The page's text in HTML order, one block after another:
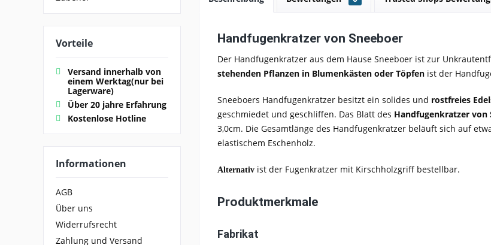
Vorteile
Versand innerhalb von
einem Werktag(nur bei
Lagerware)
Über 20 jahre Erfahrung
Kostenlose Hotline
Informationen
AGB
Über uns
Widerrufsrecht
Zahlung und Versand
Handfugenkratzer von Sneeboer
Der Handfugenkratzer aus dem Hause Sneeboer ist zur
stehenden Pflanzen in Blumenkästen oder Töpfen ist der
Sneeboers Handfugenkratzer besitzt ein solides und rostfreies
geschmiedet und geschliffen. Das Blatt des Handfugenkratzer von
3,0cm. Die Gesamtlänge des Handfugenkratzer beläuft sich auf
elastischem Eschenholz.
Alternativ ist der Fugenkratzer mit Kirschholzgriff bestellbar.
Produktmerkmale
Fabrikat